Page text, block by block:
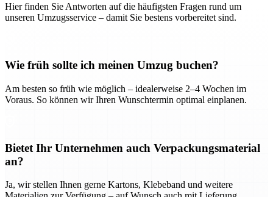
Hier finden Sie Antworten auf die häufigsten Fragen rund um
unseren Umzugsservice – damit Sie bestens vorbereitet sind.
Wie früh sollte ich meinen Umzug buchen?
Am besten so früh wie möglich – idealerweise 2–4 Wochen im
Voraus. So können wir Ihren Wunschtermin optimal einplanen.
Bietet Ihr Unternehmen auch Verpackungsmaterial
an?
Ja, wir stellen Ihnen gerne Kartons, Klebeband und weitere